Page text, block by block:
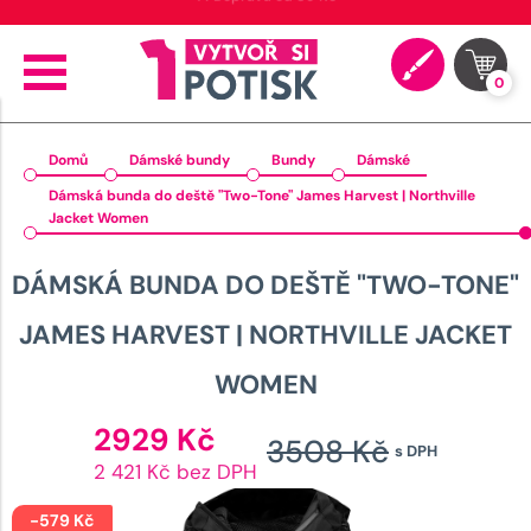
0
Domů Dámské bundy Bundy
Dámské
Dámská bunda do deště "Two-Tone" James Harvest | Northville
Jacket Women
DÁMSKÁ BUNDA DO DEŠTĚ "TWO-TONE"
JAMES HARVEST | NORTHVILLE JACKET
WOMEN
s DPH
3508Kč
2929 Kčcena
je:
2929 Kč.
2 421 Kč bez DPH
-579 Kč